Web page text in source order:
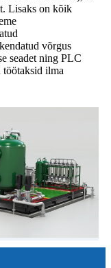
Lisaks on kõik
võrgus
seadet ning PLC
töötaksid ilma